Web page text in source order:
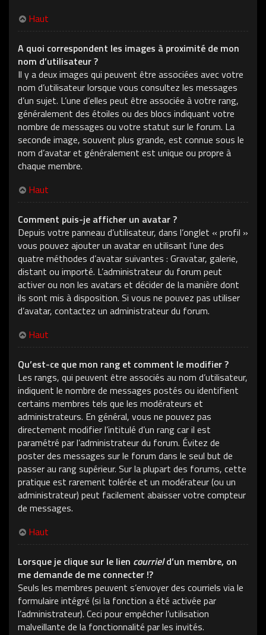
Haut
A quoi correspondent les images à proximité de mon
nom d’utilisateur ?
Il y a deux images qui peuvent être associées avec votre
nom d’utilisateur lorsque vous consultez les messages
d’un sujet. L’une d’elles peut être associée à votre rang,
généralement des étoiles ou des blocs indiquant votre
nombre de messages ou votre statut sur le forum. La
seconde image, souvent plus grande, est connue sous le
nom d’avatar et généralement est unique ou propre à
chaque membre.
Haut
Comment puis-je afficher un avatar ?
Depuis votre panneau d’utilisateur, dans l’onglet « profil »
vous pouvez ajouter un avatar en utilisant l’une des
quatre méthodes d’avatar suivantes : Gravatar, galerie,
distant ou importé. L’administrateur du forum peut
activer ou non les avatars et décider de la manière dont
ils sont mis à disposition. Si vous ne pouvez pas utiliser
d’avatar, contactez un administrateur du forum.
Haut
Qu’est-ce que mon rang et comment le modifier ?
Les rangs, qui peuvent être associés au nom d’utilisateur,
indiquent le nombre de messages postés ou identifient
certains membres tels que les modérateurs et
administrateurs. En général, vous ne pouvez pas
directement modifier l’intitulé d’un rang car il est
paramétré par l’administrateur du forum. Évitez de
poster des messages sur le forum dans le seul but de
passer au rang supérieur. Sur la plupart des forums, cette
pratique est rarement tolérée et un modérateur (ou un
administrateur) peut facilement abaisser votre compteur
de messages.
Haut
Lorsque je clique sur le lien courrield’un membre, on
me demande de me connecter !?
Seuls les membres peuvent s’envoyer des courriels via le
formulaire intégré (si la fonction a été activée par
l’administrateur). Ceci pour empêcher l’utilisation
malveillante de la fonctionnalité par les invités.